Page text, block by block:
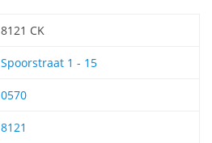
8121 CK
Spoorstraat 1 - 15
0570
8121